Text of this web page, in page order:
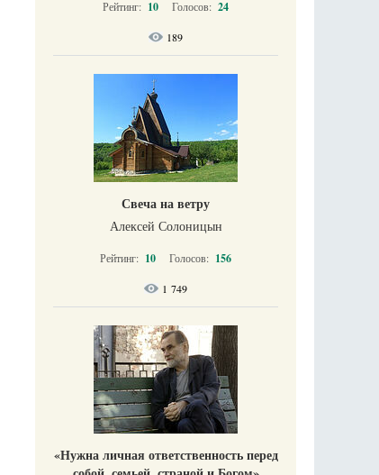
Рейтинг: 10 Голосов: 24
189
Свеча на ветру
Алексей Солоницын
Рейтинг: 10 Голосов: 156
1 749
«Нужна личная ответственность перед